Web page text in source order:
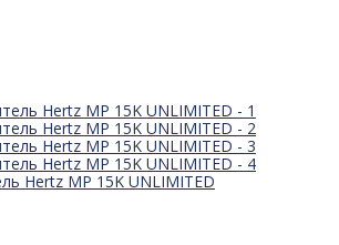
Hertz MP 15K UNLIMITED